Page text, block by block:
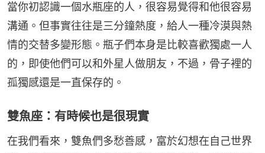
當你初認識一個水瓶座的人，很容易覺得和他很容易
溝通。但事實往往是三分鐘熱度，給人一種冷漠與熱
情的交替多變形態。瓶子們本身是比較喜歡獨處一人
的，即使他們可以和外星人做朋友，不過，骨子裡的
孤獨感還是一直保存的。
雙魚座：有時候也是很現實
在我們看來，雙魚們多愁善感，富於幻想在自己世界